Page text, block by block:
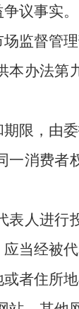
议事实。
督管理
本办法第
限，由委
一消费者
人进行
当经被代
者住所